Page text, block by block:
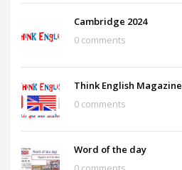
Cambridge 2024
0 comments
Think English Magazine
0 comments
Word of the day